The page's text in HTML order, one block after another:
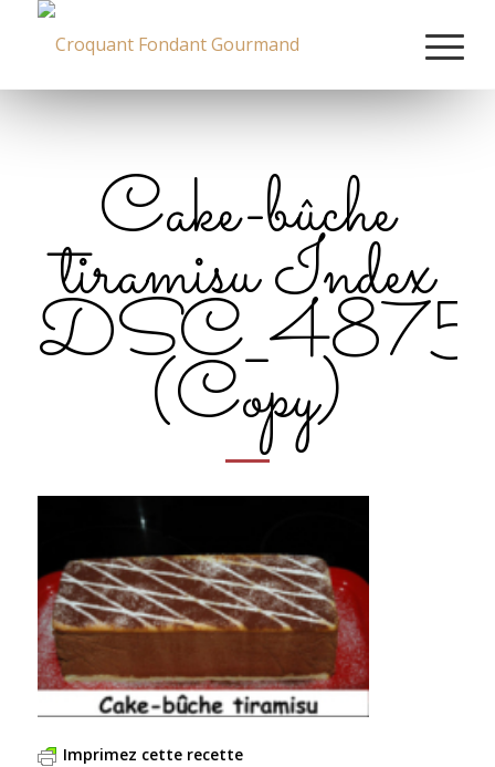
Cake-bûche
tiramisu Index
(Copy)
Imprimez cette recette